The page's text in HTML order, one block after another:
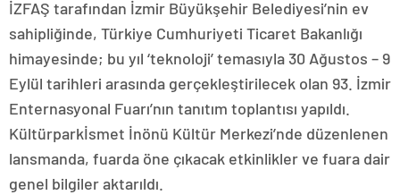
İZFAŞ tarafından İzmir Büyükşehir Belediyesi’nin ev
sahipliğinde, Türkiye Cumhuriyeti Ticaret Bakanlığı
himayesinde; bu yıl ‘teknoloji’ temasıyla 30 Ağustos – 9
Eylül tarihleri arasında gerçekleştirilecek olan 93. İzmir
Enternasyonal Fuarı’nın tanıtım toplantısı yapıldı.
Kültürparkİsmet İnönü Kültür Merkezi’nde düzenlenen
lansmanda, fuarda öne çıkacak etkinlikler ve fuara dair
genel bilgiler aktarıldı.